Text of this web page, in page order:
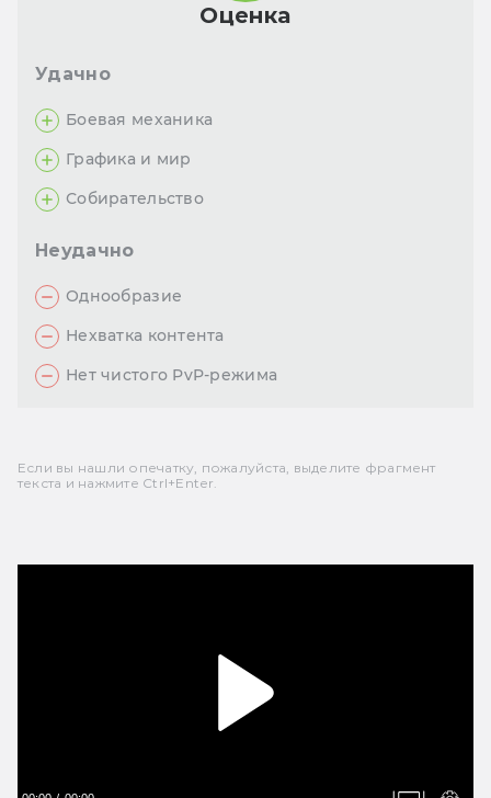
Оценка
Удачно
Боевая механика
Графика и мир
Собирательство
Неудачно
Однообразие
Нехватка контента
Нет чистого PvP-режима
Если вы нашли опечатку, пожалуйста, выделите фрагмент
текста и нажмите Ctrl+Enter.